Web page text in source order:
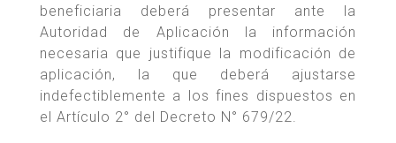
beneficiaria deberá presentar ante la
Autoridad de Aplicación la información
necesaria que justifique la modificación de
aplicación, la que deberá ajustarse
indefectiblemente a los fines dispuestos en
el Artículo 2° del Decreto N° 679/22.